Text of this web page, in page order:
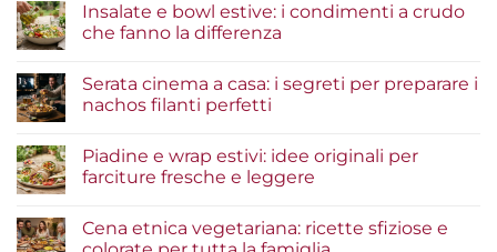
su
Tacos
di
guida
agli
ingredienti
risultato
gourmet
Insalate e bowl estive: i condimenti a crudo
che fanno la differenza
su
Insalate
e
condimenti
a
fanno
la
Serata cinema a casa: i segreti per preparare i
nachos filanti perfetti
su
Serata
cinema
i
segreti
Piadine e wrap estivi: idee originali per
farciture fresche e leggere
su
Piadine
Cena etnica vegetariana: ricette sfiziose e